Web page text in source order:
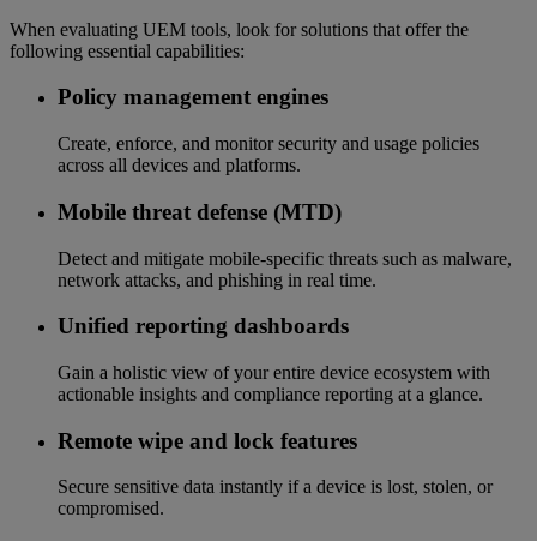
When evaluating UEM tools, look for solutions that offer the
following essential capabilities:
Policy management engines
Create, enforce, and monitor security and usage policies
across all devices and platforms.
Mobile threat defense (MTD)
Detect and mitigate mobile-specific threats such as malware,
network attacks, and phishing in real time.
Unified reporting dashboards
Gain a holistic view of your entire device ecosystem with
actionable insights and compliance reporting at a glance.
Remote wipe and lock features
Secure sensitive data instantly if a device is lost, stolen, or
compromised.